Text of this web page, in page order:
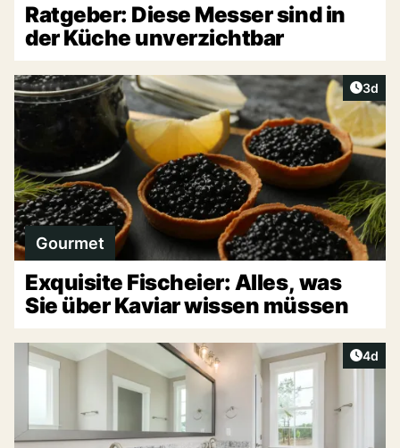
Ratgeber: Diese Messer sind in
der Küche unverzichtbar
3d
Gourmet
Exquisite Fischeier: Alles, was
Sie über Kaviar wissen müssen
4d